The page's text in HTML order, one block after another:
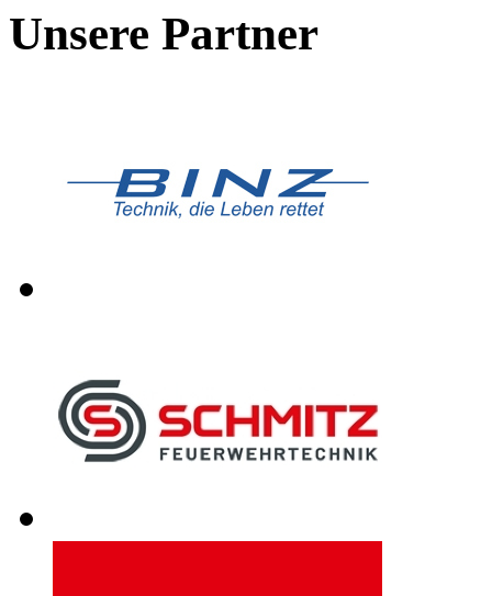
Unsere Partner